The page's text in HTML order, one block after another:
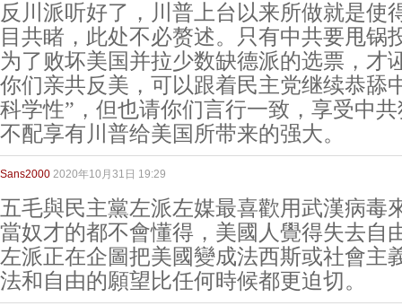
反川派听好了，川普上台以来所做就是使
目共睹，此处不必赘述。只有中共要甩锅
为了败坏美国并拉少数缺德派的选票，才
你们亲共反美，可以跟着民主党继续恭舔
科学性”，但也请你们言行一致，享受中
不配享有川普给美国所带来的强大。
Sans2000 2020年10月31日 19:29
五毛與民主黨左派左媒最喜歡用武漢病毒
當奴才的都不會懂得，美國人覺得失去自
左派正在企圖把美國變成法西斯或社會主
法和自由的願望比任何時候都更迫切。